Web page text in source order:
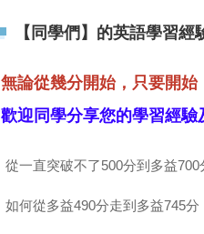
【同學們】的英語學習經
無論從幾分開始，只要開始
歡迎同學分享您的學習經
從一直突破不了500分到多益700
如何從多益490分走到多益745分